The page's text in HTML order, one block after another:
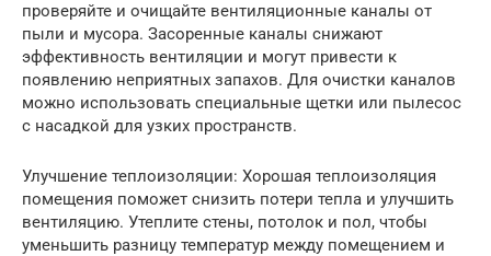
проверяйте и очищайте вентиляционные каналы от
пыли и мусора. Засоренные каналы снижают
эффективность вентиляции и могут привести к
появлению неприятных запахов. Для очистки каналов
можно использовать специальные щетки или пылесос
с насадкой для узких пространств.
Улучшение теплоизоляции: Хорошая теплоизоляция
помещения поможет снизить потери тепла и улучшить
вентиляцию. Утеплите стены, потолок и пол, чтобы
уменьшить разницу температур между помещением и